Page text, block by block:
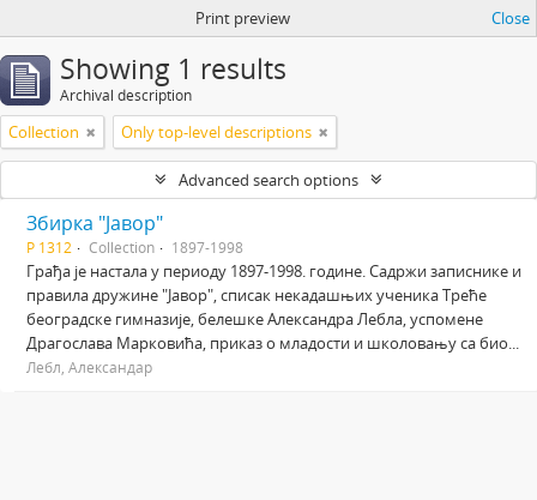
Print preview Close
Showing 1 results
Archival description
Collection Only top-level descriptions
Advanced search options
Збирка "Јавор"
Р 1312 Collection 1897-1998
Грађа је настала у периоду 1897-1998. године. Садржи записнике и
правила дружине "Јавор", списак некадашњих ученика Треће
београдске гимназије, белешке Александра Лебла, успомене
Драгослава Марковића, приказ о младости и школовању са био...
Лебл, Александар